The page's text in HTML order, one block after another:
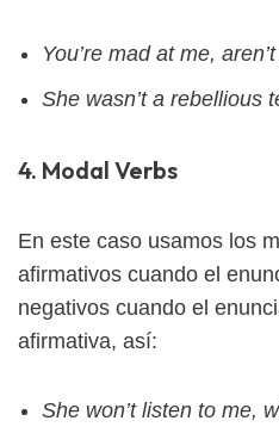
You’re mad at me,
She wasn’t a rebellious
4. Modal Verbs
En este caso usamos los
afirmativos cuando el
negativos cuando el
afirmativa, así:
She won’t listen to me,